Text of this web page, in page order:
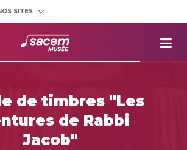
SITES
de timbres "Les
de Rabbi
Jacob"